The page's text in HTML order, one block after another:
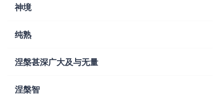
神境
纯熟
涅槃甚深广大及与无量
涅槃智